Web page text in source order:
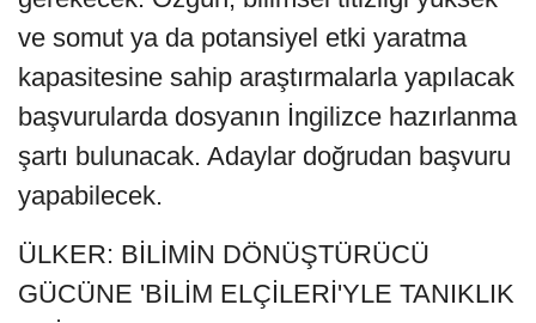
ve somut ya da potansiyel etki yaratma
kapasitesine sahip araştırmalarla yapılacak
başvurularda dosyanın İngilizce hazırlanma
şartı bulunacak. Adaylar doğrudan başvuru
yapabilecek.
ÜLKER: BİLİMİN DÖNÜŞTÜRÜCÜ
GÜCÜNE 'BİLİM ELÇİLERİ'YLE TANIKLIK